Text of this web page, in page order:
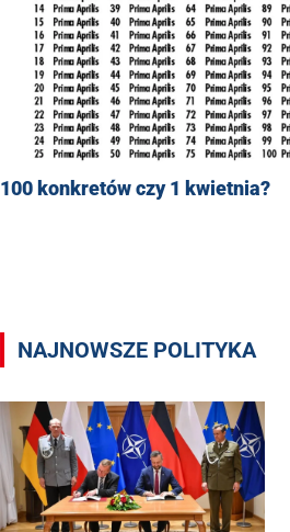
100 konkretów czy 1 kwietnia?
NAJNOWSZE POLITYKA